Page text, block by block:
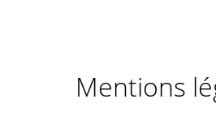
Mentions